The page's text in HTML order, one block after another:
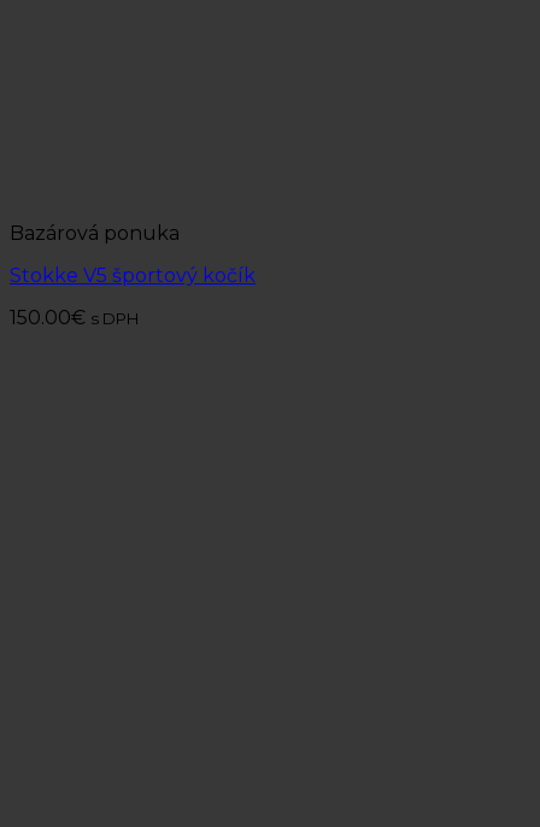
Bazárová ponuka
Stokke V5 športový kočík
150.00€ s DPH